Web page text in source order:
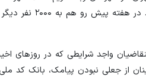
پاکدشت، ورامین و قرچک ارسال و از
واجد شرایطی که در روزهای اخیر
جعلی نبودن پیامک، بانک کد ملی